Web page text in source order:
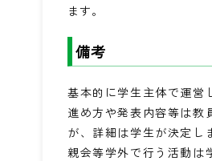
ます。
備考
基本的に学生主体で運営
進め方や発表内容等は教
が、詳細は学生が決定し
親会等学外で行う活動は